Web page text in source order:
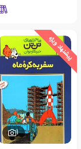
پیشنهاد ویژه
1